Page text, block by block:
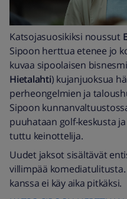
Katsojasuosikiksi noussut
Sipoon herttua etenee jo
kuvaa sipoolaisen
Hietalahti) kujanjuoksua
perheongelmien ja
Sipoon
puuhataan golf-keskusta
tuttu keinottelija.
Uudet jaksot sisältävät
villimpää
kanssa ei käy aika pitkäksi.